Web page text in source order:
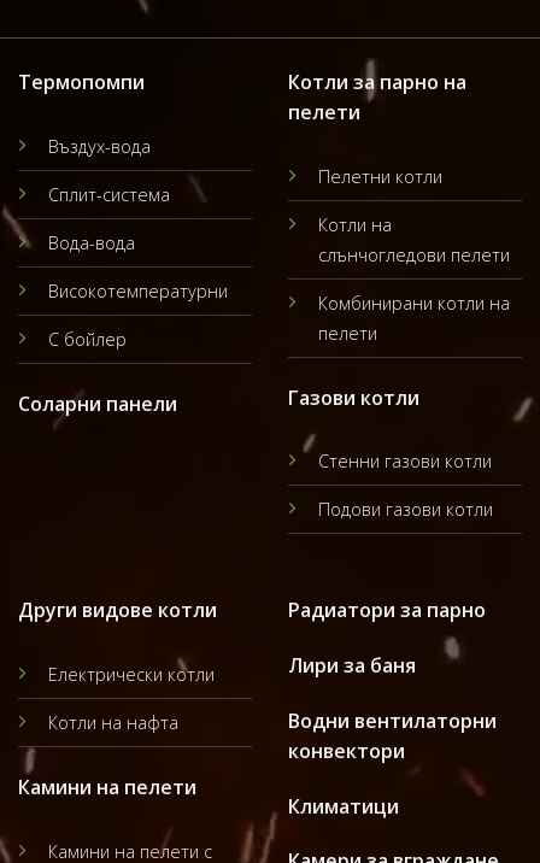
Термопомпи
Въздух-вода
Сплит-система
Вода-вода
Високотемпературни
С бойлер
Соларни панели
Котли за парно на
пелети
Пелетни котли
Котли на
слънчогледови пелети
Комбинирани котли на
пелети
Газови котли
Стенни газови котли
Подови газови котли
Други видове котли
Електрически котли
Котли на нафта
Камини на пелети
Камини на пелети с
Радиатори за парно
Лири за баня
Водни вентилаторни
конвектори
Климатици